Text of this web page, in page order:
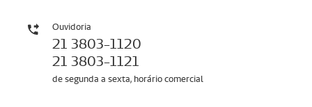
Ouvidoria
21 3803-1120
21 3803-1121
de segunda a sexta, horário comercial